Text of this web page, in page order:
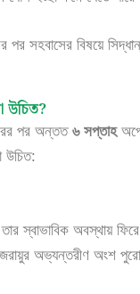
পর সহবাসের বিষয়ে
উচিত?
পর অন্তত ৬ সপ্তাহ
উচিত:
স্বাভাবিক অবস্থায়
অভ্যন্তরীণ অংশ